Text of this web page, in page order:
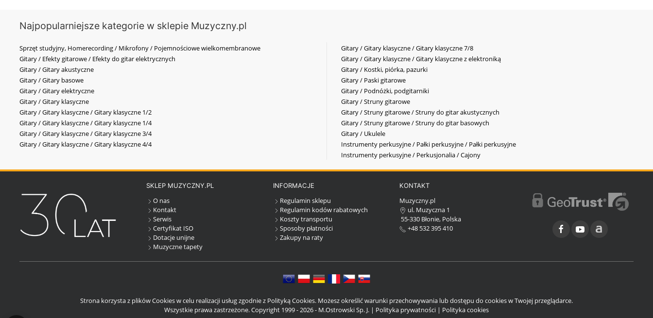
Najpopularniejsze kategorie w sklepie Muzyczny.pl
Sprzęt studyjny, Homerecording / Mikrofony / Pojemnościowe wielkomembranowe
Gitary / Efekty gitarowe / Efekty do gitar elektrycznych
Gitary / Gitary akustyczne
Gitary / Gitary basowe
Gitary / Gitary elektryczne
Gitary / Gitary klasyczne
Gitary / Gitary klasyczne / Gitary klasyczne 1/2
Gitary / Gitary klasyczne / Gitary klasyczne 1/4
Gitary / Gitary klasyczne / Gitary klasyczne 3/4
Gitary / Gitary klasyczne / Gitary klasyczne 4/4
Gitary / Gitary klasyczne / Gitary klasyczne 7/8
Gitary / Gitary klasyczne / Gitary klasyczne z elektroniką
Gitary / Kostki, piórka, pazurki
Gitary / Paski gitarowe
Gitary / Podnóżki, podgitarniki
Gitary / Struny gitarowe
Gitary / Struny gitarowe / Struny do gitar akustycznych
Gitary / Struny gitarowe / Struny do gitar basowych
Gitary / Ukulele
Instrumenty perkusyjne / Pałki perkusyjne / Pałki perkusyjne
Instrumenty perkusyjne / Perkusjonalia / Cajony
SKLEP MUZYCZNY.PL
O nas
Kontakt
Serwis
Certyfikat ISO
Dotacje unijne
Muzyczne tapety
INFORMACJE
Regulamin sklepu
Regulamin kodów rabatowych
Koszty transportu
Sposoby płatności
Zakupy na raty
KONTAKT
Muzyczny.pl
ul. Muzyczna 1
55-330 Błonie, Polska
+48 532 395 410
Strona korzysta z plików Cookies w celu realizacji usług zgodnie z Polityką Cookies. Możesz określić warunki przechowywania lub dostępu do cookies w Twojej przeglądarce.
Wszystkie prawa zastrzeżone. Copyright 1999 - 2026 - M.Ostrowski Sp. J. | Polityka prywatności | Polityka cookies